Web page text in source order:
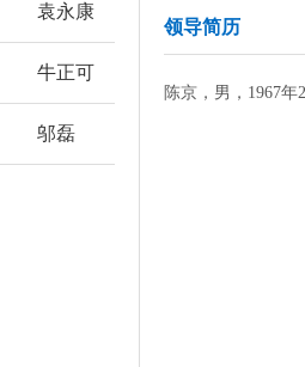
袁永康
牛正可
邬磊
领导简历
陈京，男，1967